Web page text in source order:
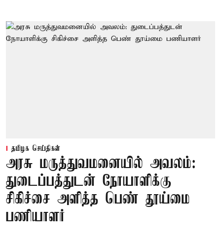
தமிழக செய்திகள்
அரசு மருத்துவமனையில் அவலம்:
துடைப்பத்துடன் நோயாளிக்கு
சிகிச்சை அளித்த பெண் தூய்மை
பணியாளர்